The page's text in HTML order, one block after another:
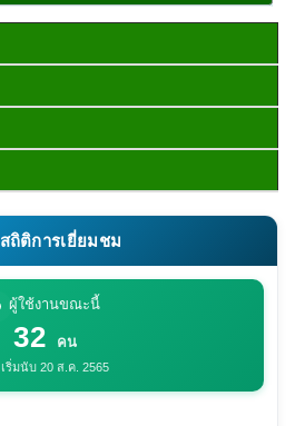
สถิติการเยี่ยมชม
ผู้ใช้งานขณะนี้
32 คน
เริ่มนับ 20 ส.ค. 2565